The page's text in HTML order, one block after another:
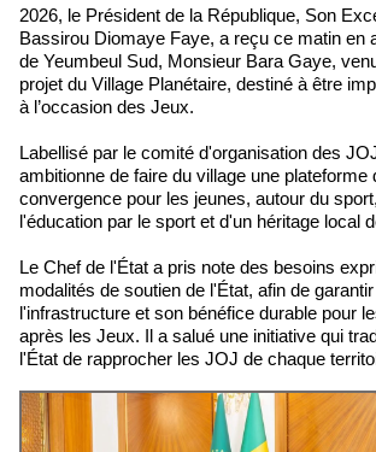
2026, le Président de la République, Son
Bassirou Diomaye Faye, a reçu ce matin en
de Yeumbeul Sud, Monsieur Bara Gaye,
projet du Village Planétaire, destiné à être
à l’occasion des Jeux.
Labellisé par le comité d'organisation des
ambitionne de faire du village une plateforme
convergence pour les jeunes, autour du
l'éducation par le sport et d'un héritage local
Le Chef de l'État a pris note des besoins
modalités de soutien de l'État, afin de
l'infrastructure et son bénéfice durable pour
après les Jeux. Il a salué une initiative qui
l'État de rapprocher les JOJ de chaque